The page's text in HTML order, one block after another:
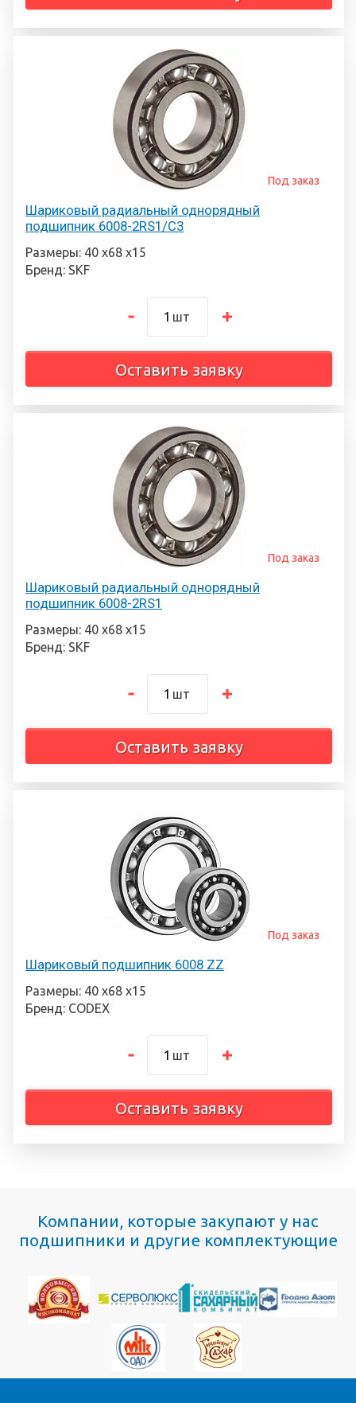
Шариковый радиальный однорядный
подшипник 6008-2RS1/C3
Под заказ
Размеры: 40 х68 х15
Бренд: SKF
шт
Оставить заявку
Шариковый радиальный однорядный
подшипник 6008-2RS1
Под заказ
Размеры: 40 х68 х15
Бренд: SKF
шт
Оставить заявку
Шариковый подшипник 6008 ZZ
Под заказ
Размеры: 40 х68 х15
Бренд: CODEX
шт
Оставить заявку
Компании, которые закупают у нас
подшипники и другие комплектующие